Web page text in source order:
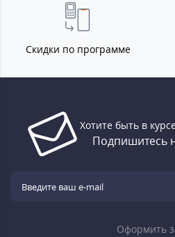
Скидки по программе
Хотите быть в
Подпишитесь
Оформить